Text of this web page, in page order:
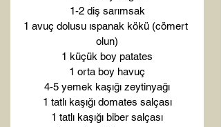
1-2 diş sarımsak
1 avuç dolusu ıspanak kökü (cömert
olun)
1 küçük boy patates
1 orta boy havuç
4-5 yemek kaşığı zeytinyağı
1 tatlı kaşığı domates salçası
1 tatlı kaşığı biber salçası